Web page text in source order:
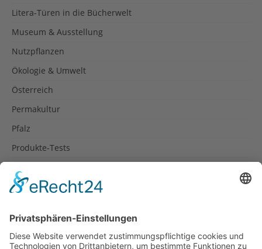
Litera-Türen in die Bücherwelt
Museum & Ausstellung
Nutzpflanzen
Ökologie & Umwelt
Österreich
Permakultur
Pfalz
Produkte-Tests
Rezepte
Spanien
Südtirol